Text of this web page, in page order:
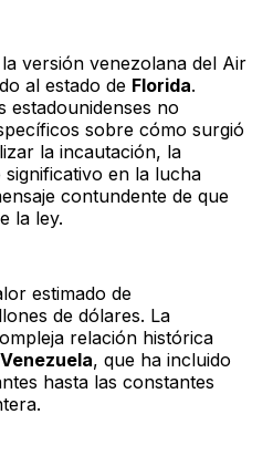
versión venezolana del Air
al estado de Florida.
estadounidenses no
sobre cómo surgió
la incautación, la
en la lucha
contundente de que
la ley.
estimado de
de dólares. La
relación histórica
Venezuela, que ha incluido
hasta las constantes